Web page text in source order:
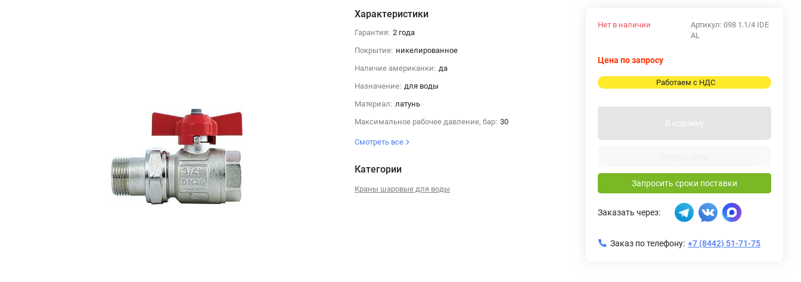
Характеристики
Гарантия: 2 года
Покрытие: никелированное
Наличие американки: да
Назначение: для воды
Материал: латунь
Максимальное рабочее давление, бар: 30
Смотреть все
Категории
Краны шаровые для воды
Артикул: 098 1.1/4 IDE
AL
Нет в наличии
Цена по запросу
Работаем с НДС
В корзину
Запросить сроки поставки
Заказать через:
Заказ по телефону: +7 (8442) 51-71-75